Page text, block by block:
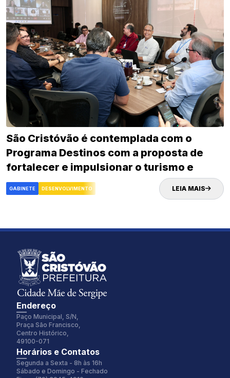
São Cristóvão é contemplada com o
Programa Destinos com a proposta de
fortalecer e impulsionar o turismo e
desenvolvimento econômico da cidade
GABINETE DESENVOLVIMENTO LEIA MAIS
Inter
Endereço
Paço Municipal, S/N,
Praça São Francisco,
Centro Histórico,
49100-071
Horários e Contatos
Segunda a Sexta - 8h às 16h
Sábado e Domingo - Fechado